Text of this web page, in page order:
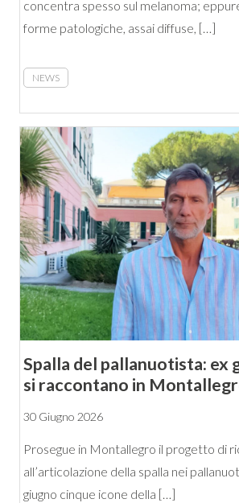
concentra spesso sul melanoma;
forme patologiche, assai diffuse, […]
NEWS
Spalla del pallanuotista: ex
si raccontano in
30 Giugno 2026
Prosegue in Montallegro il progetto di
all’articolazione della spalla nei
giugno cinque icone della […]